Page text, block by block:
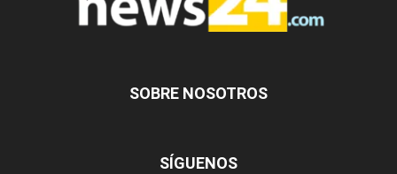
SOBRE NOSOTROS
SÍGUENOS